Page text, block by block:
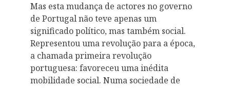
Mas esta mudança de actores no governo
de Portugal não teve apenas um
significado político, mas também social.
Representou uma revolução para a época,
a chamada primeira revolução
portuguesa: favoreceu uma inédita
mobilidade social. Numa sociedade de